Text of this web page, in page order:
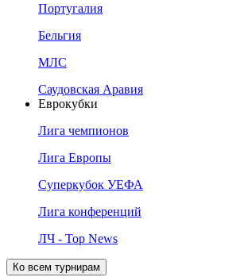
Португалия
Бельгия
МЛС
Саудовская Аравия
Еврокубки
Лига чемпионов
Лига Европы
Суперкубок УЕФА
Лига конференций
ЛЧ - Top News
Ко всем турнирам